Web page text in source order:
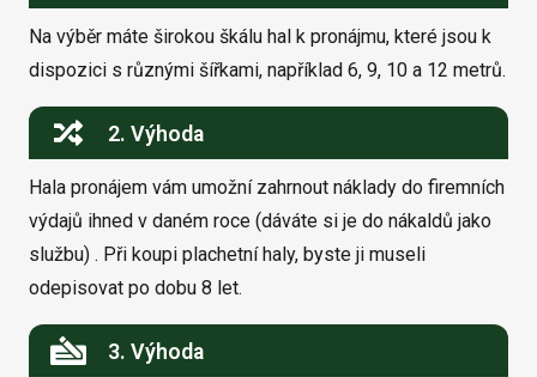
Na výběr máte širokou škálu hal k pronájmu, které jsou k
dispozici s různými šířkami, například 6, 9, 10 a 12 metrů.
2. Výhoda
Hala pronájem vám umožní zahrnout náklady do firemních
výdajů ihned v daném roce (dáváte si je do nákaldů jako
službu) . Při koupi plachetní haly, byste ji museli
odepisovat po dobu 8 let.
3. Výhoda